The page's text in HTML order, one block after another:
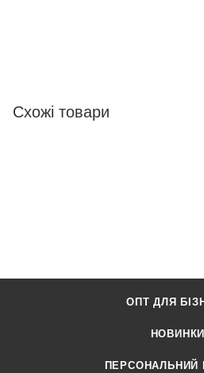
Схожі товари
ОПТ ДЛЯ
НОВИНКИ
ПЕРСОНАЛЬНИЙ